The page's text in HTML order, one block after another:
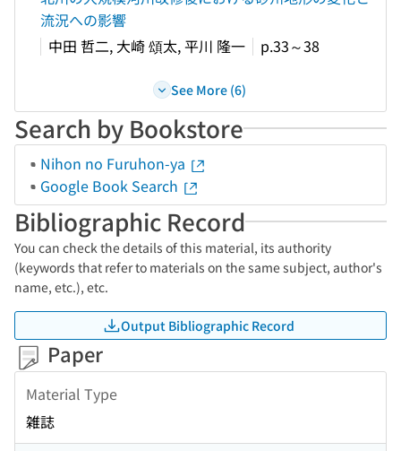
流況への影響
中田 哲二, 大崎 頌太, 平川 隆一
p.33～38
See More (6)
Search by Bookstore
Nihon no Furuhon-ya
Google Book Search
Bibliographic Record
You can check the details of this material, its authority
(keywords that refer to materials on the same subject, author's
name, etc.), etc.
Output Bibliographic Record
Paper
Material Type
雑誌